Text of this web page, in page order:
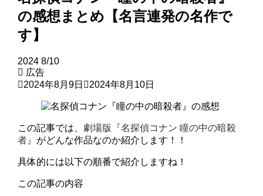
の感想まとめ【名言連発の名作で
す】
2024 8/10
広告
2024年8月9日
2024年8月10日
この記事では、 劇場版『名探偵コナン 瞳の中の暗殺
者』 がどんな作品なのか紹介します！！
具体的には以下の順番で紹介しますね！
この記事の内容